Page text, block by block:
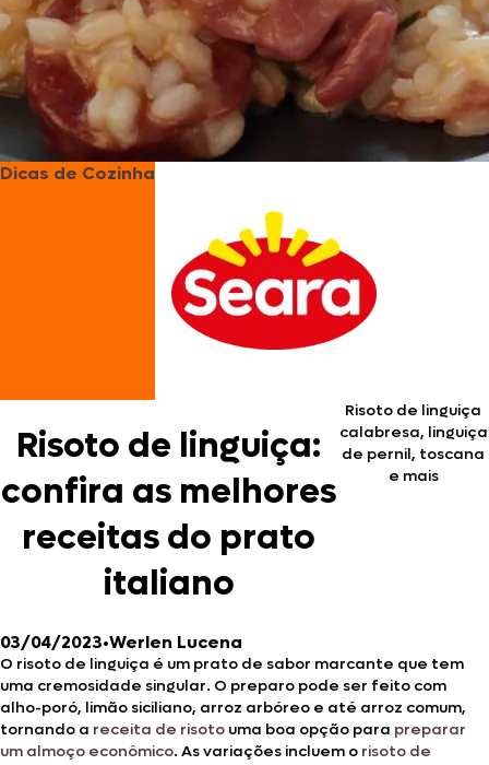
Dicas de Cozinha
Risoto de linguiça:
confira as melhores
receitas do prato
italiano
Risoto de linguiça
calabresa, linguiça
de pernil, toscana
e mais
03/04/2023•Werlen Lucena
O risoto de linguiça é um prato de sabor marcante que tem
uma cremosidade singular. O preparo pode ser feito com
alho-poró, limão siciliano, arroz arbóreo e até arroz comum,
tornando a receita de risoto uma boa opção para preparar
um almoço econômico. As variações incluem o risoto de